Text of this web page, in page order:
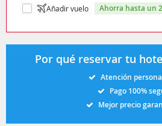
Añadir vuelo ahorra hasta un
Por qué reservar tu
Atención
Pago 100%
Mejor precio